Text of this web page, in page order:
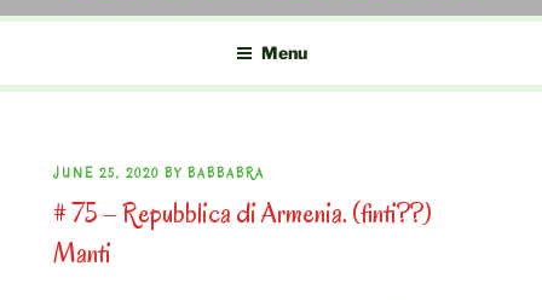
Menu
POSTED
ON
JUNE 25, 2020 BY BABBABRA
# 75 – Repubblica di Armenia. (finti??)
Manti